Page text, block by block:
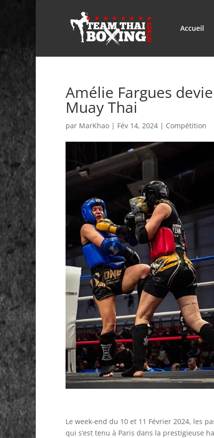
Accueil
Amélie Fargues
Muay Thai
par MarKhao | Fév 14, 2024 | Compétition
Le week-end du 10 et 11 Février 2024, les
qui s’est tenu à Paris dans la prestigieuse